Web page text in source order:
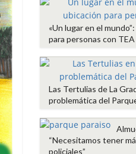
«Un lugar en el
para personas con TEA
Las Tertulias de La
problemática del
“Necesitamos tener
policiales”